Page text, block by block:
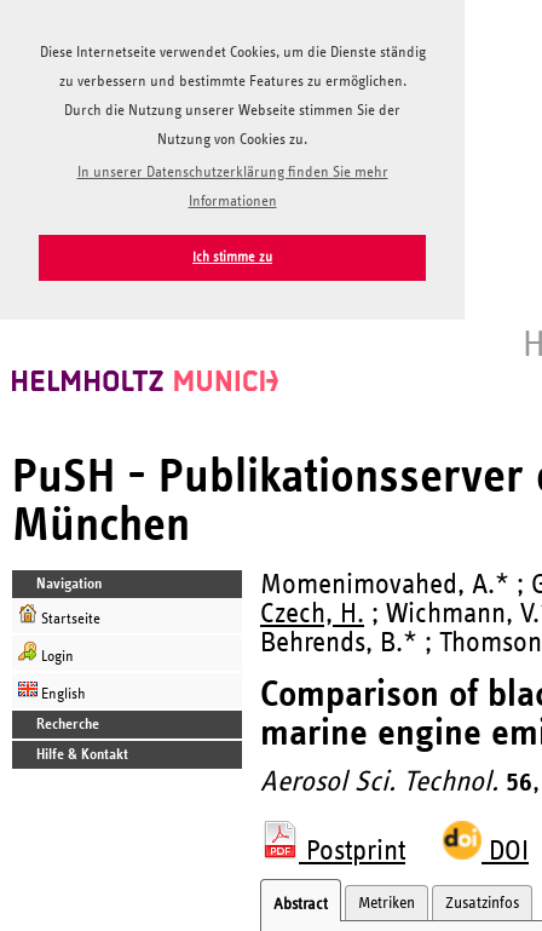
Diese Internetseite verwendet Cookies, um die Dienste ständig
zu verbessern und bestimmte Features zu ermöglichen.
Durch die Nutzung unserer Webseite stimmen Sie der
Nutzung von Cookies zu.
In unserer Datenschutzerklärung finden Sie mehr
Informationen
Ich stimme zu
PuSH -
München
Navigation
Startseite
Login
English
Recherche
Hilfe & Kontakt
Momenimovahed, A.* ;
Czech, H. ; Wichmann,
Behrends, B.* ;
Comparison of
marine engine
Aerosol Sci. Technol. 56
Postprint DOI
Abstract Metriken Zusatzinfos